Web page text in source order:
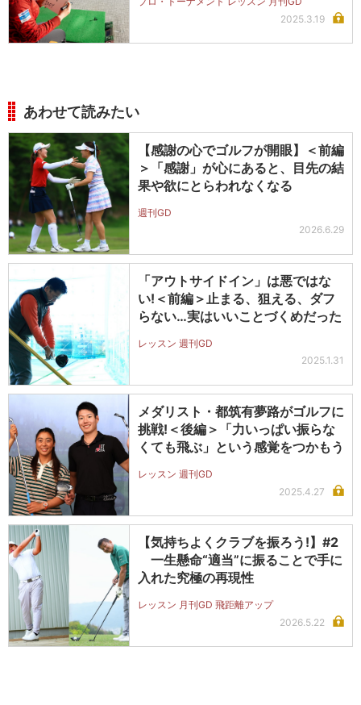
2025.3.19
あわせて読みたい
【感謝の心でゴルフが開眼】＜前編
＞「感謝」が心にあると、目先の結
果や欲にとらわれなくなる
週刊GD
2026.6.29
「アウトサイドイン」は悪ではな
い!＜前編＞止まる、狙える、ダフ
らない…実はいいことづくめだった
レッスン 週刊GD
2025.1.31
メダリスト・都筑有夢路がゴルフに
挑戦!＜後編＞「力いっぱい振らな
くても飛ぶ」という感覚をつかもう
レッスン 週刊GD
2025.4.27
【気持ちよくクラブを振ろう!】#2
一生懸命“適当”に振ることで手に
入れた究極の再現性
レッスン 月刊GD 飛距離アップ
2026.5.22